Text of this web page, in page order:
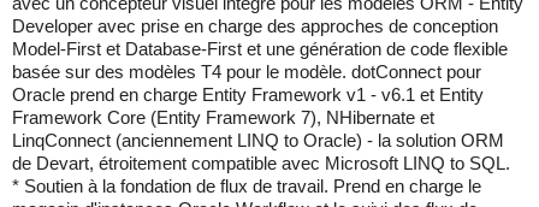
Developer avec prise en charge des approches de conception
Model-First et Database-First et une génération de code flexible
basée sur des modèles T4 pour le modèle. dotConnect pour
Oracle prend en charge Entity Framework v1 - v6.1 et Entity
Framework Core (Entity Framework 7), NHibernate et
LinqConnect (anciennement LINQ to Oracle) - la solution ORM
de Devart, étroitement compatible avec Microsoft LINQ to SQL.
* Soutien à la fondation de flux de travail. Prend en charge le